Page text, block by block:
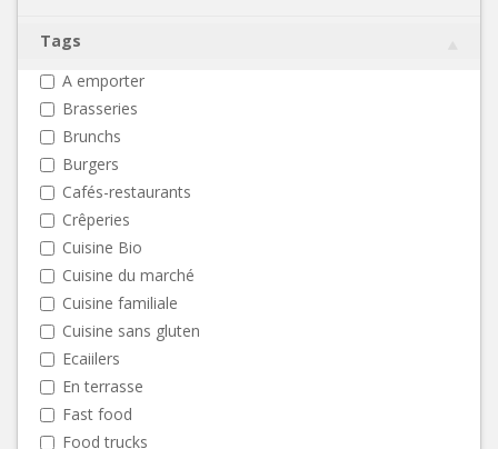
Tags
A emporter
Brasseries
Brunchs
Burgers
Cafés-restaurants
Crêperies
Cuisine Bio
Cuisine du marché
Cuisine familiale
Cuisine sans gluten
Ecaiilers
En terrasse
Fast food
Food trucks